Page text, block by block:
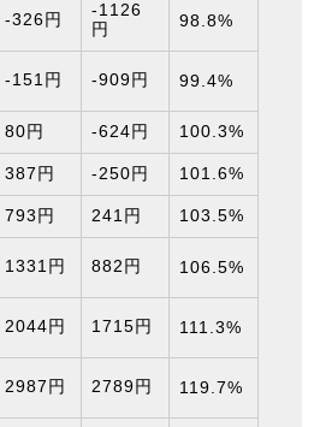
-326円
-1126
円
98.8%
-151円 -909円 99.4%
80円 -624円 100.3%
387円 -250円 101.6%
793円 241円 103.5%
1331円 882円 106.5%
2044円 1715円 111.3%
2987円 2789円 119.7%